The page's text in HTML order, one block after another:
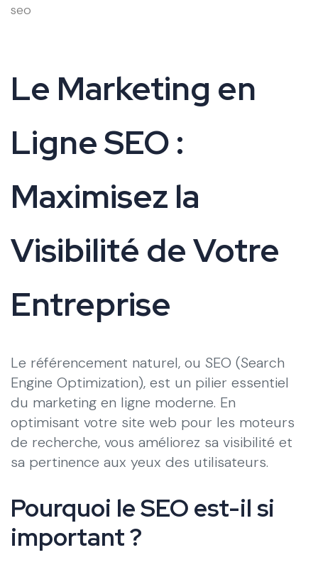
seo
Le Marketing en
Ligne SEO :
Maximisez la
Visibilité de Votre
Entreprise
Le référencement naturel, ou SEO (Search
Engine Optimization), est un pilier essentiel
du marketing en ligne moderne. En
optimisant votre site web pour les moteurs
de recherche, vous améliorez sa visibilité et
sa pertinence aux yeux des utilisateurs.
Pourquoi le SEO est-il si
important ?